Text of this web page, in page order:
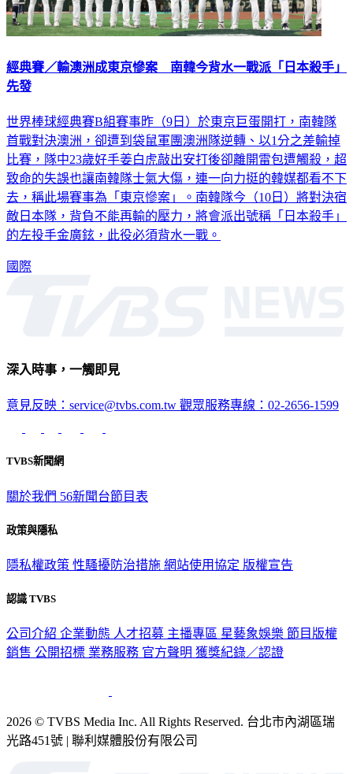
經典賽／輸澳洲成東京慘案 南韓今背水一戰派「日本殺手」
先發
世界棒球經典賽B組賽事昨（9日）於東京巨蛋開打，南韓隊
首戰對決澳洲，卻遭到袋鼠軍團澳洲隊逆轉、以1分之差輸掉
比賽，隊中23歲好手姜白虎敲出安打後卻離開雷包遭觸殺，超
致命的失誤也讓南韓隊士氣大傷，連一向力挺的韓媒都看不下
去，稱此場賽事為「東京慘案」。南韓隊今（10日）將對決宿
敵日本隊，背負不能再輸的壓力，將會派出號稱「日本殺手」
的左投手金廣鉉，此役必須背水一戰。
國際
深入時事，一觸即見
意見反映：service@tvbs.com.tw 觀眾服務專線：02-2656-1599
TVBS新聞網
關於我們 56新聞台節目表
政策與隱私
隱私權政策 性騷擾防治措施 網站使用協定 版權宣告
認識 TVBS
公司介紹 企業動態 人才招募 主播專區 星藝象娛樂 節目版權
銷售 公開招標 業務服務 官方聲明 獲獎紀錄／認證
2026 © TVBS Media Inc. All Rights Reserved. 台北市內湖區瑞
光路451號 | 聯利媒體股份有限公司